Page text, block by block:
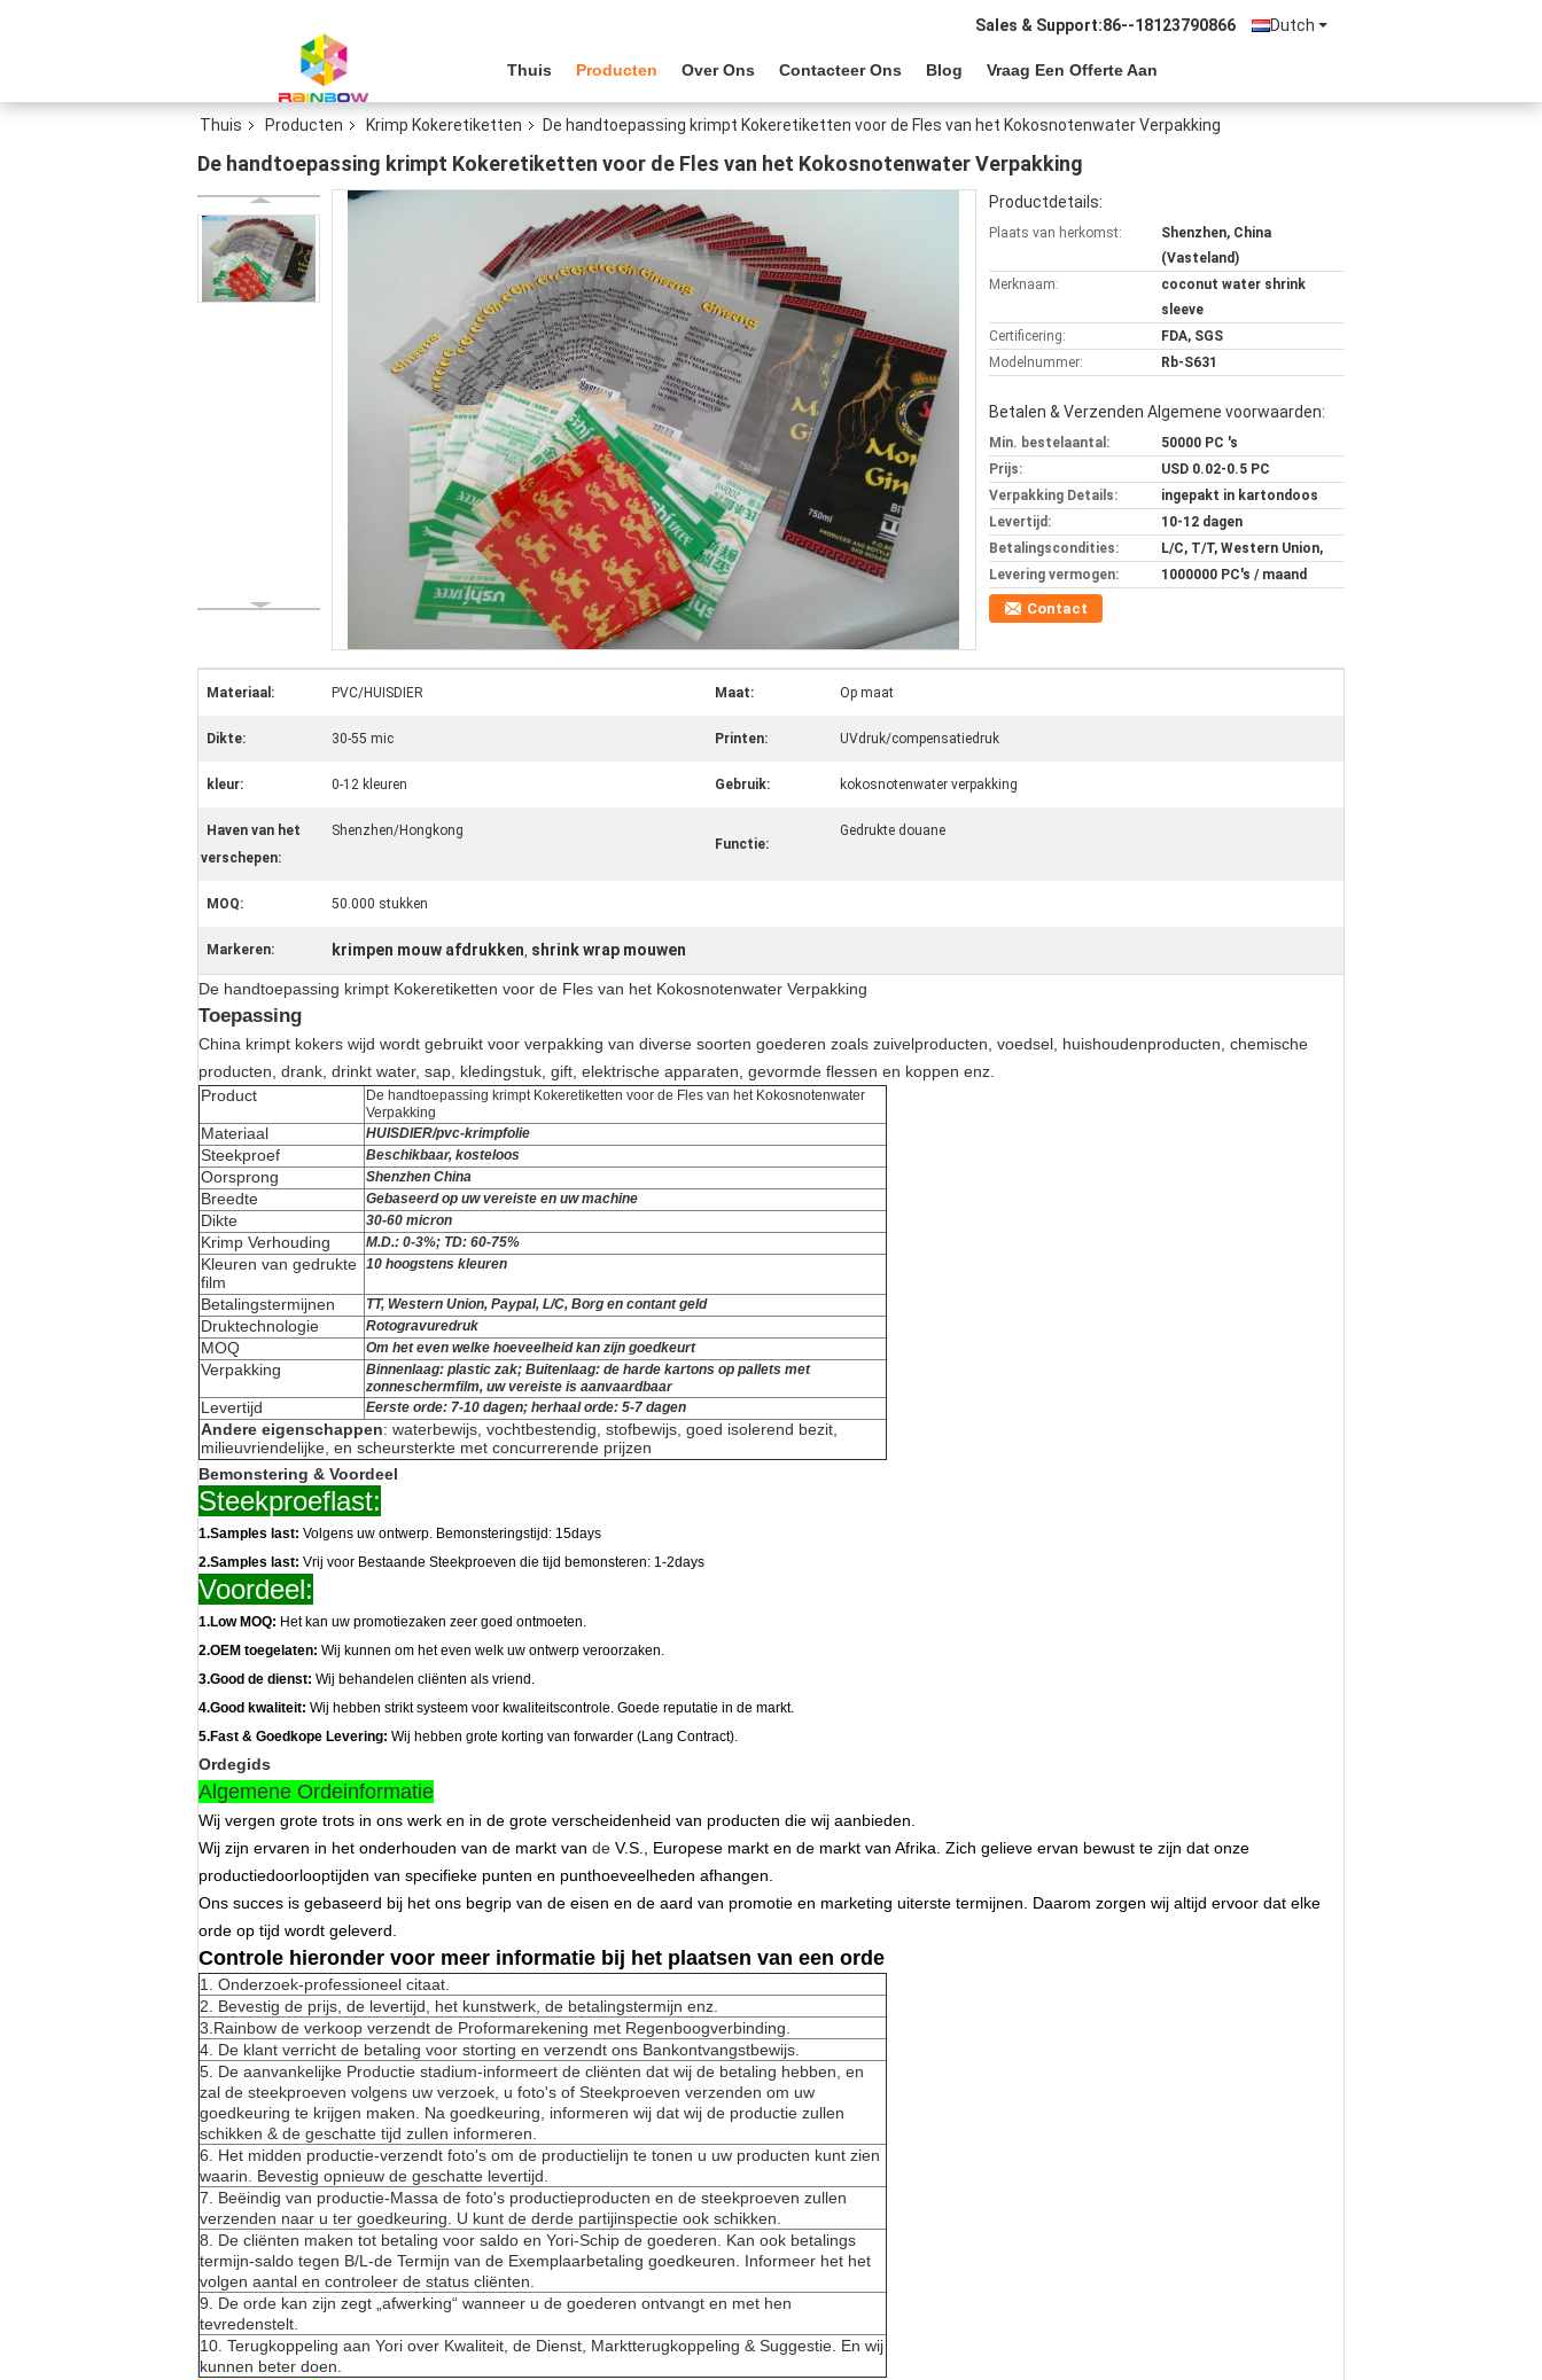
Dutch
Sales & Support:86--18123790866
Thuis Producten Over Ons Contacteer Ons Blog Vraag Een Offerte Aan
Thuis Producten Krimp Kokeretiketten De handtoepassing krimpt Kokeretiketten voor de Fles van het Kokosnotenwater Verpakking
De handtoepassing krimpt Kokeretiketten voor de Fles van het Kokosnotenwater Verpakking
Productdetails:
Plaats van herkomst:
Shenzhen, China
(Vasteland)
Merknaam:
coconut water shrink
sleeve
Certificering:
FDA, SGS
Modelnummer:
Rb-S631
Betalen & Verzenden Algemene voorwaarden:
Min. bestelaantal:
50000 PC 's
Prijs:
USD 0.02-0.5 PC
Verpakking Details:
ingepakt in kartondoos
Levertijd:
10-12 dagen
Betalingscondities:
L/C, T/T, Western Union,
Levering vermogen:
1000000 PC's / maand
Contact
Materiaal: PVC/HUISDIER Maat: Op maat
Dikte: 30-55 mic Printen: UVdruk/compensatiedruk
kleur: 0-12 kleuren Gebruik: kokosnotenwater verpakking
Haven van het
verschepen:
Shenzhen/Hongkong
Functie:
Gedrukte douane
MOQ: 50.000 stukken
Markeren: krimpen mouw afdrukken, shrink wrap mouwen
De handtoepassing krimpt Kokeretiketten voor de Fles van het Kokosnotenwater Verpakking
Toepassing
China krimpt kokers wijd wordt gebruikt voor verpakking van diverse soorten goederen zoals zuivelproducten, voedsel, huishoudenproducten, chemische
producten, drank, drinkt water, sap, kledingstuk, gift, elektrische apparaten, gevormde flessen en koppen enz.
Product
De handtoepassing krimpt Kokeretiketten voor de Fles van het Kokosnotenwater
Verpakking
Materiaal HUISDIER/pvc-krimpfolie
Steekproef Beschikbaar, kosteloos
Oorsprong Shenzhen China
Breedte Gebaseerd op uw vereiste en uw machine
Dikte 30-60 micron
Krimp Verhouding M.D.: 0-3%; TD: 60-75%
Kleuren van gedrukte
film
10 hoogstens kleuren
Betalingstermijnen TT, Western Union, Paypal, L/C, Borg en contant geld
Druktechnologie Rotogravuredruk
MOQ Om het even welke hoeveelheid kan zijn goedkeurt
Verpakking
Binnenlaag: plastic zak; Buitenlaag: de harde kartons op pallets met
zonneschermfilm, uw vereiste is aanvaardbaar
Levertijd Eerste orde: 7-10 dagen; herhaal orde: 5-7 dagen
Andere eigenschappen: waterbewijs, vochtbestendig, stofbewijs, goed isolerend bezit,
milieuvriendelijke, en scheursterkte met concurrerende prijzen
Bemonstering & Voordeel
Steekproeflast:
1.Samples last: Volgens uw ontwerp. Bemonsteringstijd: 15days
2.Samples last: Vrij voor Bestaande Steekproeven die tijd bemonsteren: 1-2days
Voordeel:
1.Low MOQ: Het kan uw promotiezaken zeer goed ontmoeten.
2.OEM toegelaten: Wij kunnen om het even welk uw ontwerp veroorzaken.
3.Good de dienst: Wij behandelen cliënten als vriend.
4.Good kwaliteit: Wij hebben strikt systeem voor kwaliteitscontrole. Goede reputatie in de markt.
5.Fast & Goedkope Levering: Wij hebben grote korting van forwarder (Lang Contract).
Ordegids
Algemene Ordeinformatie
Wij vergen grote trots in ons werk en in de grote verscheidenheid van producten die wij aanbieden.
Wij zijn ervaren in het onderhouden van de markt van de V.S., Europese markt en de markt van Afrika. Zich gelieve ervan bewust te zijn dat onze
productiedoorlooptijden van specifieke punten en punthoeveelheden afhangen.
Ons succes is gebaseerd bij het ons begrip van de eisen en de aard van promotie en marketing uiterste termijnen. Daarom zorgen wij altijd ervoor dat elke
orde op tijd wordt geleverd.
Controle hieronder voor meer informatie bij het plaatsen van een orde
1. Onderzoek-professioneel citaat.
2. Bevestig de prijs, de levertijd, het kunstwerk, de betalingstermijn enz.
3.Rainbow de verkoop verzendt de Proformarekening met Regenboogverbinding.
4. De klant verricht de betaling voor storting en verzendt ons Bankontvangstbewijs.
5. De aanvankelijke Productie stadium-informeert de cliënten dat wij de betaling hebben, en
zal de steekproeven volgens uw verzoek, u foto's of Steekproeven verzenden om uw
goedkeuring te krijgen maken. Na goedkeuring, informeren wij dat wij de productie zullen
schikken & de geschatte tijd zullen informeren.
6. Het midden productie-verzendt foto's om de productielijn te tonen u uw producten kunt zien
waarin. Bevestig opnieuw de geschatte levertijd.
7. Beëindig van productie-Massa de foto's productieproducten en de steekproeven zullen
verzenden naar u ter goedkeuring. U kunt de derde partijinspectie ook schikken.
8. De cliënten maken tot betaling voor saldo en Yori-Schip de goederen. Kan ook betalings
termijn-saldo tegen B/L-de Termijn van de Exemplaarbetaling goedkeuren. Informeer het het
volgen aantal en controleer de status cliënten.
9. De orde kan zijn zegt „afwerking“ wanneer u de goederen ontvangt en met hen
tevredenstelt.
10. Terugkoppeling aan Yori over Kwaliteit, de Dienst, Marktterugkoppeling & Suggestie. En wij
kunnen beter doen.